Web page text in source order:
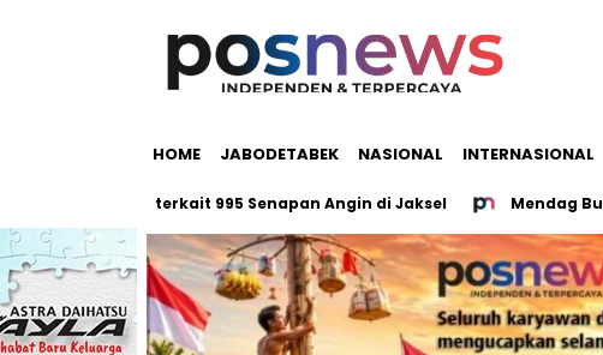
HOME JABODETABEK NASIONAL INTERNASIONAL
terkait 995 Senapan Angin di Jaksel Mendag Budi